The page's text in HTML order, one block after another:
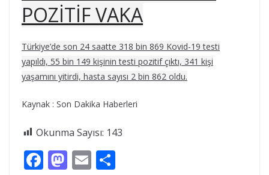
POZİTİF VAKA
Türkiye’de son 24 saatte 318 bin 869 Kovid-19 testi
yapıldı, 55 bin 149 kişinin testi pozitif çıktı, 341 kişi
yaşamını yitirdi, hasta sayısı 2 bin 862 oldu.
Kaynak : Son Dakika Haberleri
Okunma Sayısı: 143
F M E